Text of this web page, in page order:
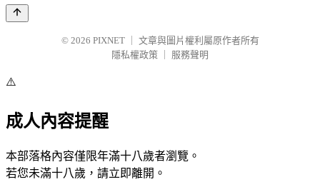
© 2026 PIXNET
文章與圖片權利屬原作者所有
隱私權政策
服務聲明
⚠️
成人內容提醒
本部落格內容僅限年滿十八歲者瀏覽。
若您未滿十八歲，請立即離開。